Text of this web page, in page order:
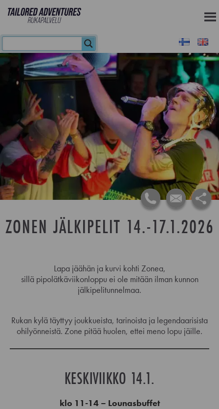
ZONEN JÄLKIPELIT 14.-17.1.2026
Lapa jäähän ja kurvi kohti Zonea,
sillä pipolätkäviikonloppu ei ole mitään ilman kunnon
jälkipelitunnelmaa.
Rukan kylä täyttyy joukkueista, tarinoista ja legendaarisista
ohilyönneistä. Zone pitää huolen, ettei meno lopu jäille.
KESKIVIIKKO 14.1.
klo 11-14 – Lounasbuffet